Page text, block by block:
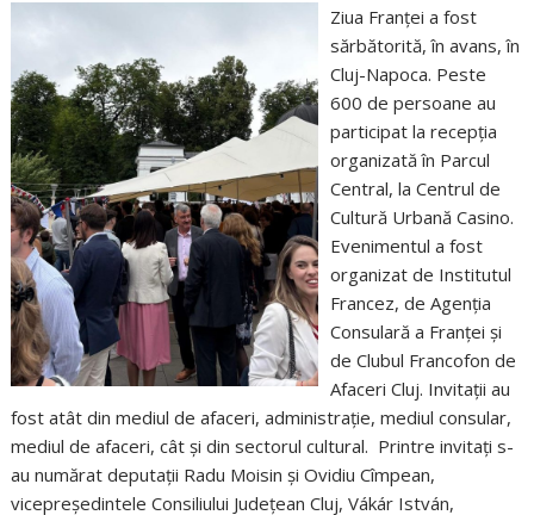
Ziua Franței a fost
sărbătorită, în avans, în
Cluj-Napoca. Peste
600 de persoane au
participat la recepția
organizată în Parcul
Central, la Centrul de
Cultură Urbană Casino.
Evenimentul a fost
organizat de Institutul
Francez, de Agenția
Consulară a Franței și
de Clubul Francofon de
Afaceri Cluj. Invitații au
fost atât din mediul de afaceri, administrație, mediul consular,
mediul de afaceri, cât și din sectorul cultural. Printre invitați s-
au numărat deputații Radu Moisin și Ovidiu Cîmpean,
vicepreședintele Consiliului Județean Cluj, Vákár István,